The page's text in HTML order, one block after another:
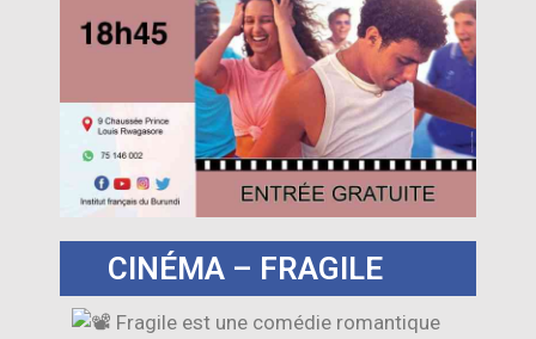
CINÉMA – FRAGILE
Fragile est une comédie romantique